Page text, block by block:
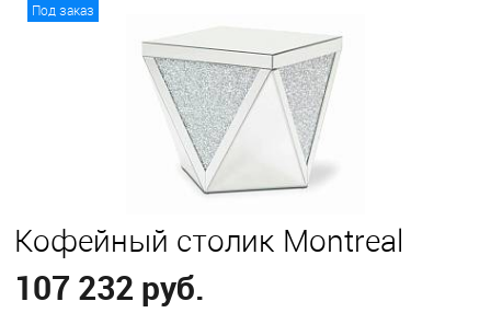
Под заказ
Кофейный столик Montreal
107 232 руб.